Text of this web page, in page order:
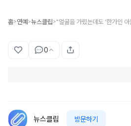
홈>연예 >뉴스클립>
0
뉴스클립 방문하기